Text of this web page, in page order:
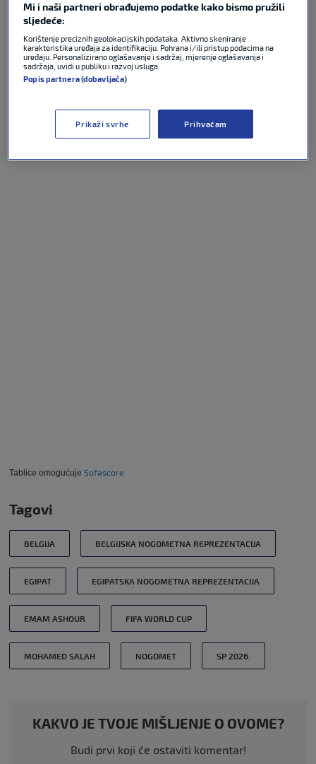
stasitog napadača, no poslao je loptu u svoju mrežu
za 1:1.
Taj autogol pogledajteOVDJE.
remijem od 1:1.
Tablice omogućuje Sofascore
Tagovi
BELGIJA BELGIJSKA NOGOMETNA REPREZENTACIJA
EGIPAT EGIPATSKA NOGOMETNA REPREZENTACIJA
EMAM ASHOUR FIFA WORLD CUP
MOHAMED SALAH NOGOMET SP 2026.
KAKVO JE TVOJE MIŠLJENJE O OVOME?
Budi prvi koji će ostaviti komentar!
Mi i naši partneri obrađujemo podatke kako bismo pružili
sljedeće:
Korištenje preciznih geolokacijskih podataka. Aktivno skeniranje
karakteristika uređaja za identifikaciju. Pohrana i/ili pristup podacima na
uređaju. Personalizirano oglašavanje i sadržaj, mjerenje oglašavanja i
sadržaja, uvidi u publiku i razvoj usluga.
Popis partnera (dobavljača)
Prikaži svrhe Prihvaćam